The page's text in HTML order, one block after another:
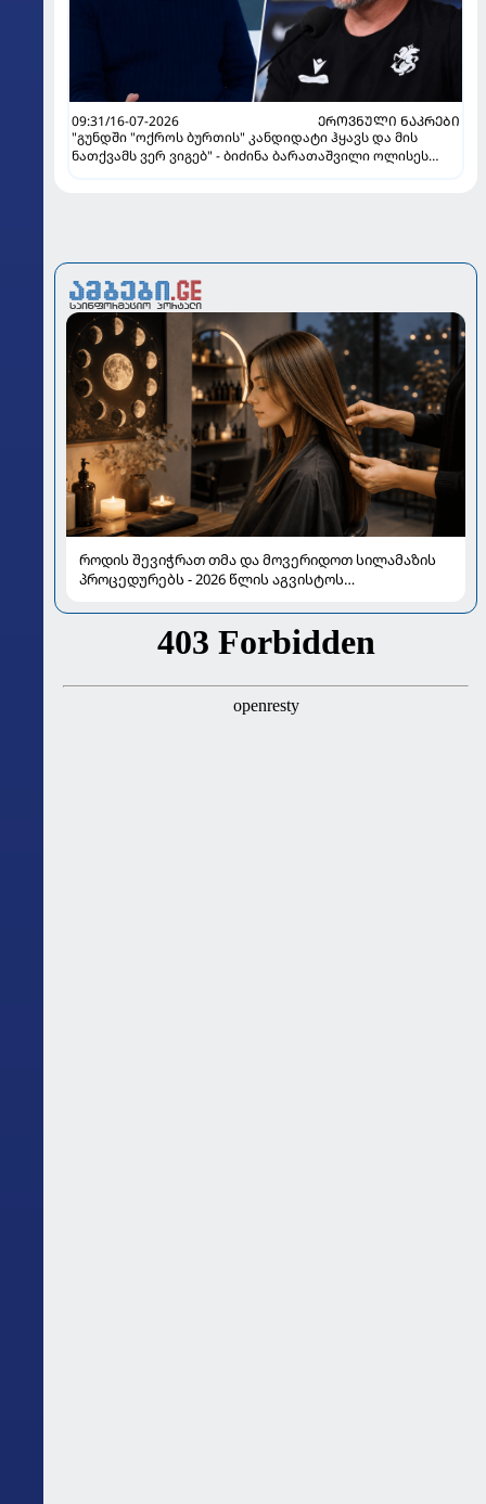
09:31/16-07-2026
ᲔᲠᲝᲕᲜᲣᲚᲘ ᲜᲐᲙᲠᲔᲑᲘ
"გუნდში "ოქროს ბურთის" კანდიდატი ჰყავს და მის
ნათქვამს ვერ ვიგებ" - ბიძინა ბარათაშვილი ოლისეს
როდის შევიჭრათ თმა და მოვერიდოთ სილამაზის
პროცედურებს - 2026 წლის აგვისტოს